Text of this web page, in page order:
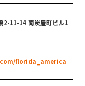
2-11-14 南炭屋町ビル1
florida_america